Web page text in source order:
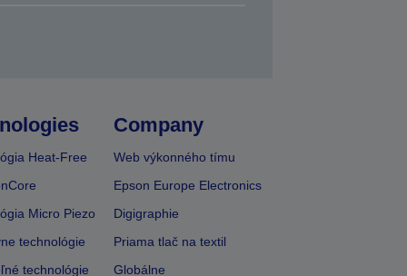
Heat-Free
Micro Piezo
technológie
technológie
Company
Web výkonného tímu
Epson Europe Electronics
Digigraphie
Priama tlač na textil
Globálne